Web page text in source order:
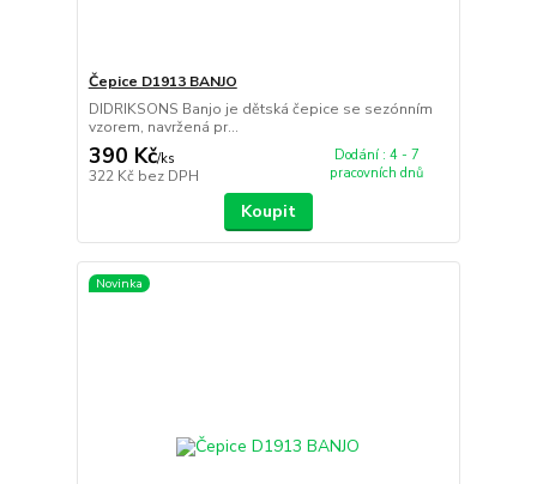
Čepice D1913 BANJO
DIDRIKSONS Banjo je dětská čepice se sezónním
vzorem, navržená pr...
390 Kč/ks
322 Kč bez DPH
Dodání : 4 - 7
pracovních dnů
Koupit
Novinka